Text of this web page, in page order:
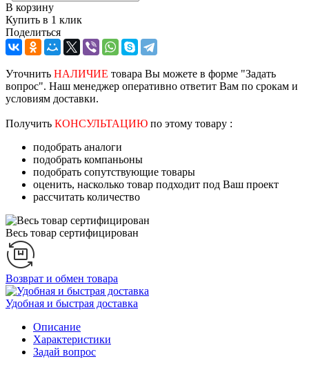
В корзину
Купить в 1 клик
Поделиться
Уточнить НАЛИЧИЕ товара Вы можете в форме "Задать
вопрос". Наш менеджер оперативно ответит Вам по срокам и
условиям доставки.
Получить КОНСУЛЬТАЦИЮ по этому товару :
подобрать аналоги
подобрать компаньоны
подобрать сопутствующие товары
оценить, насколько товар подходит под Ваш проект
рассчитать количество
Весь товар сертифицирован
Возврат и обмен товара
Удобная и быстрая доставка
Описание
Характеристики
Задай вопрос